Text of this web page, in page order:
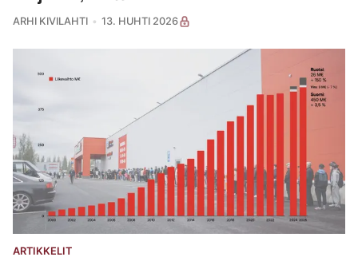
ARHI KIVILAHTI 13. HUHTI 2026
ARTIKKELIT